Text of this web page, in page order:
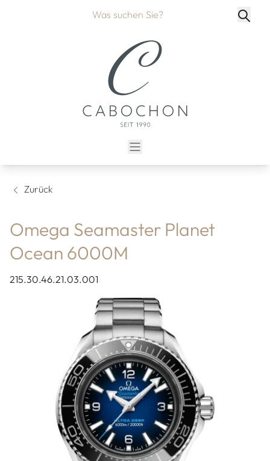
Zurück
Omega Seamaster Planet
Ocean 6000M
215.30.46.21.03.001